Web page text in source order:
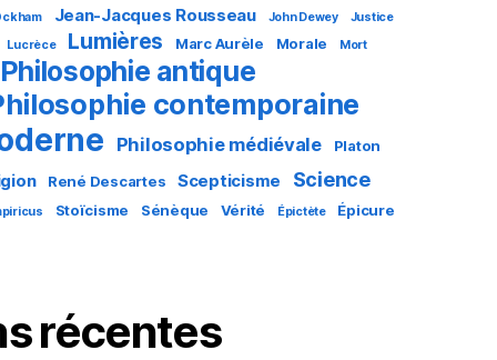
Jean-Jacques Rousseau John Dewey
Justice
Lucrèce Lumières Marc Aurèle Morale Mort
Philosophie antique
contemporaine
Philosophie médiévale Platon
René Descartes Scepticisme Science
Stoïcisme Sénèque Vérité Épictète Épicure
récentes